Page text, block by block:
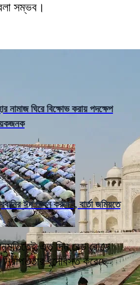
সম্ভব।
ঘিরে বিক্ষোভ করায় পদক্ষেপ
ঈদ পালন করুন", বার্তা জমিয়তে
এত দিন রেড রোডে
বন্দোবস্ত করেছে